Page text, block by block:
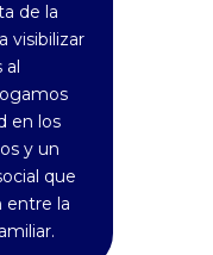
de la
visibilizar
al
en los
y un
que
entre la